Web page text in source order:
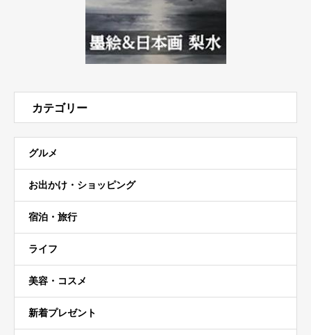
カテゴリー
グルメ
お出かけ・ショッピング
宿泊・旅行
ライフ
美容・コスメ
新着プレゼント